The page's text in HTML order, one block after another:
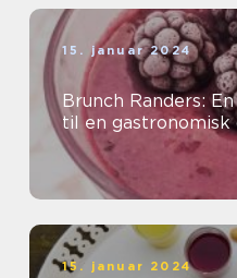
15. januar 2024
Brunch Randers:
til en gastronomisk
15. januar 2024